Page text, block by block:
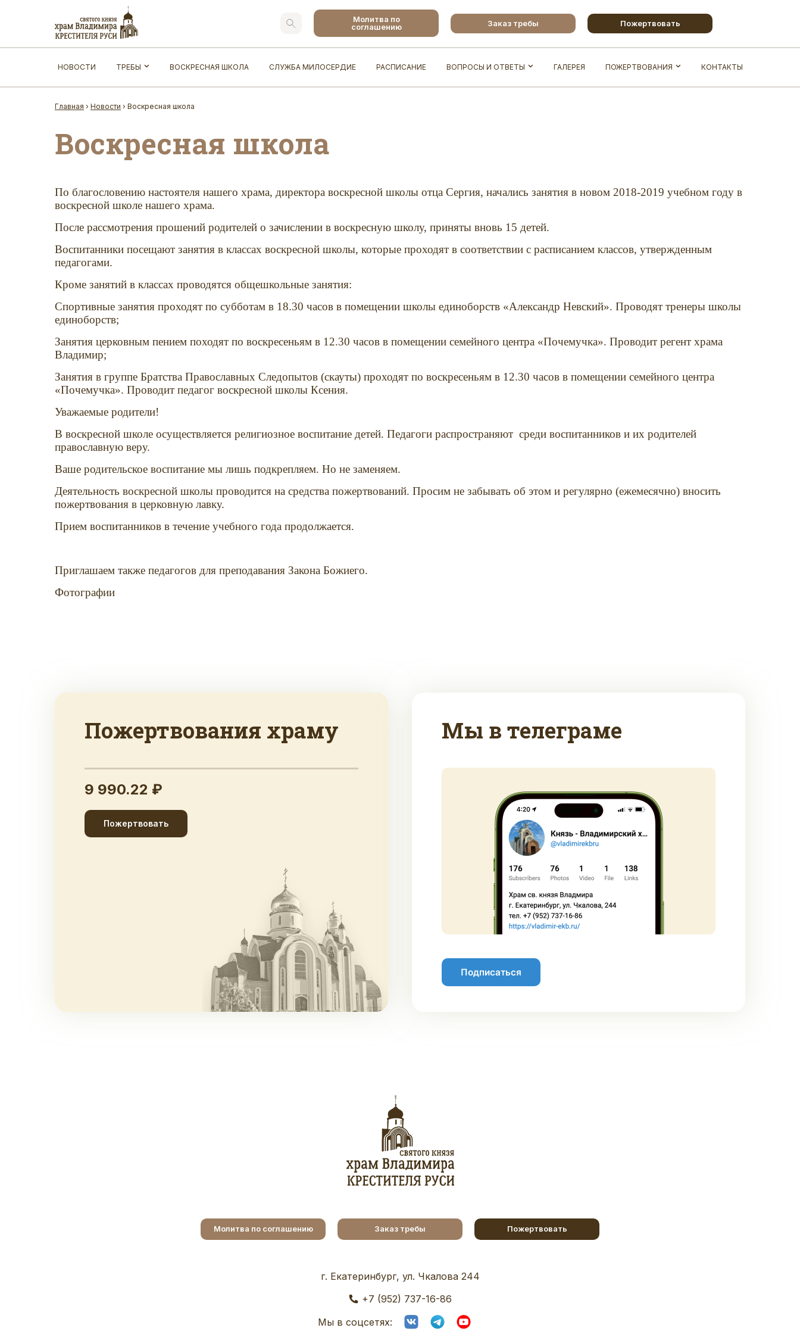
Молитва по
соглашению
Заказ требы Пожертвовать
НОВОСТИ ТРЕБЫ ВОСКРЕСНАЯ ШКОЛА СЛУЖБА МИЛОСЕРДИЕ РАСПИСАНИЕ ВОПРОСЫ И ОТВЕТЫ ГАЛЕРЕЯ ПОЖЕРТВОВАНИЯ КОНТАКТЫ
Главная › Новости › Воскресная школа
Воскресная школа
По благословению настоятеля нашего храма, директора воскресной школы отца Сергия, начались занятия в новом 2018-2019 учебном году в
воскресной школе нашего храма.
После рассмотрения прошений родителей о зачислении в воскресную школу, приняты вновь 15 детей.
Воспитанники посещают занятия в классах воскресной школы, которые проходят в соответствии с расписанием классов, утвержденным
педагогами.
Кроме занятий в классах проводятся общешкольные занятия:
Спортивные занятия проходят по субботам в 18.30 часов в помещении школы единоборств «Александр Невский». Проводят тренеры школы
единоборств;
Занятия церковным пением походят по воскресеньям в 12.30 часов в помещении семейного центра «Почемучка». Проводит регент храма
Владимир;
Занятия в группе Братства Православных Следопытов (скауты) проходят по воскресеньям в 12.30 часов в помещении семейного центра
«Почемучка». Проводит педагог воскресной школы Ксения.
Уважаемые родители!
В воскресной школе осуществляется религиозное воспитание детей. Педагоги распространяют среди воспитанников и их родителей
православную веру.
Ваше родительское воспитание мы лишь подкрепляем. Но не заменяем.
Деятельность воскресной школы проводится на средства пожертвований. Просим не забывать об этом и регулярно (ежемесячно) вносить
пожертвования в церковную лавку.
Прием воспитанников в течение учебного года продолжается.
Приглашаем также педагогов для преподавания Закона Божиего.
Фотографии
Пожертвования храму
9 990.22 ₽
Пожертвовать
Мы в телеграме
Подписаться
Молитва по соглашению Заказ требы Пожертвовать
г. Екатеринбург, ул. Чкалова 244
+7 (952) 737-16-86
Мы в соцсетях: